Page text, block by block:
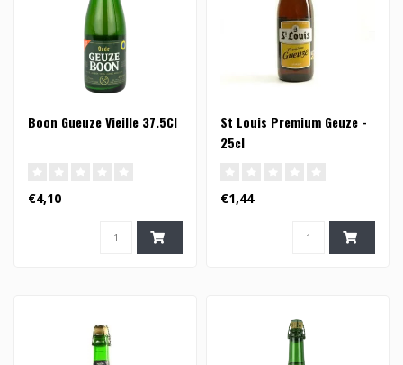
Boon Gueuze Vieille 37.5Cl
€4,10
St Louis Premium Geuze -
25cl
€1,44